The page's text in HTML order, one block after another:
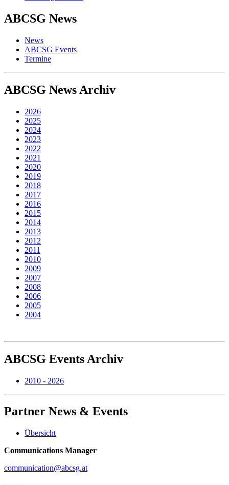
ABCSG News
News
ABCSG Events
Termine
ABCSG News Archiv
2026
2025
2024
2023
2022
2021
2020
2019
2018
2017
2016
2015
2014
2013
2012
2011
2010
2009
2007
2008
2006
2005
2004
ABCSG Events Archiv
2010 - 2026
Partner News & Events
Übersicht
Communications Manager
communication@abcsg.at